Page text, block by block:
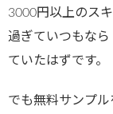
3000円以上のス
過ぎていつもなら
ていたはずです。
でも無料サンプル